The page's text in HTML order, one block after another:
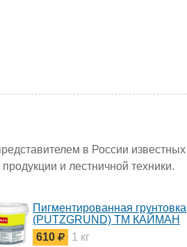
в России известных
и лестничной техники.
Пигментированная грунтовка
(PUTZGRUND) ТМ КАЙМАН
610
1 кг